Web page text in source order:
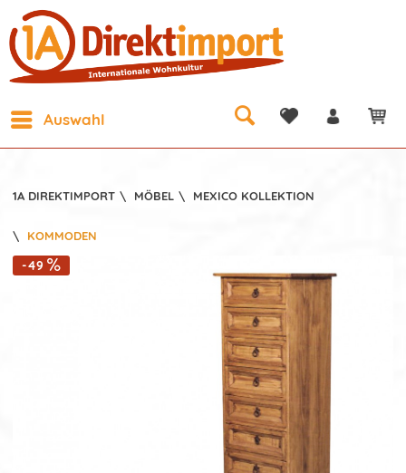
Auswahl
1A DIREKTIMPORT \ MÖBEL \ MEXICO KOLLEKTION
\ KOMMODEN
-49